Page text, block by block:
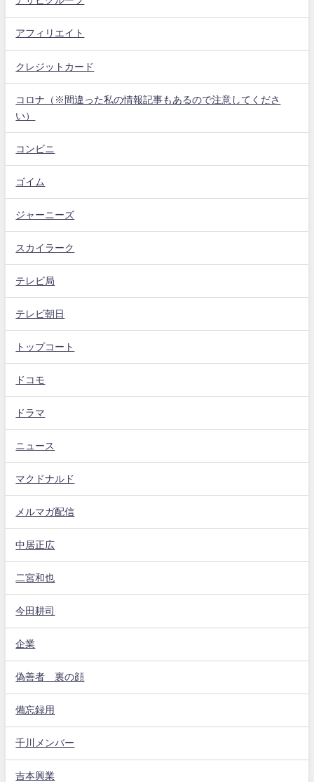
アフィリエイト
クレジットカード
コロナ（※間違った私の情報記事もあるので注意してくださ
い）
コンビニ
ゴイム
ジャーニーズ
スカイラーク
テレビ局
テレビ朝日
トップコート
ドコモ
ドラマ
ニュース
マクドナルド
メルマガ配信
中居正広
二宮和也
今田耕司
企業
偽善者 裏の顔
備忘録用
千川メンバー
吉本興業